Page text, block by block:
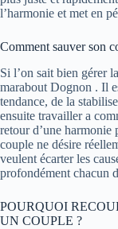
l’harmonie et met en
Comment sauver son
Si l’on sait bien gérer
marabout Dognon . Il
tendance, de la
ensuite travailler a
retour d’une harmonie
couple ne désire
veulent écarter les
profondément chacun
POURQUOI
UN COUPLE ?